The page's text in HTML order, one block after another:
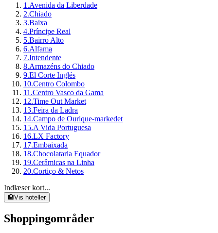
1 .Avenida da Liberdade
2.Chiado
3.Baixa
4.Príncipe Real
5.Bairro Alto
6.Alfama
7.Intendente
8.Armazéns do Chiado
9.El Corte Inglés
10.Centro Colombo
11 .Centro Vasco da Gama
12.Time Out Market
13.Feira da Ladra
14.Campo de Ourique-markedet
15.A Vida Portuguesa
16.LX Factory
17.Embaixada
18.Chocolataria Equador
19.Cerâmicas na Linha
20.Cortiço & Netos
Indlæser kort...
🏨Vis hoteller
Shoppingområder